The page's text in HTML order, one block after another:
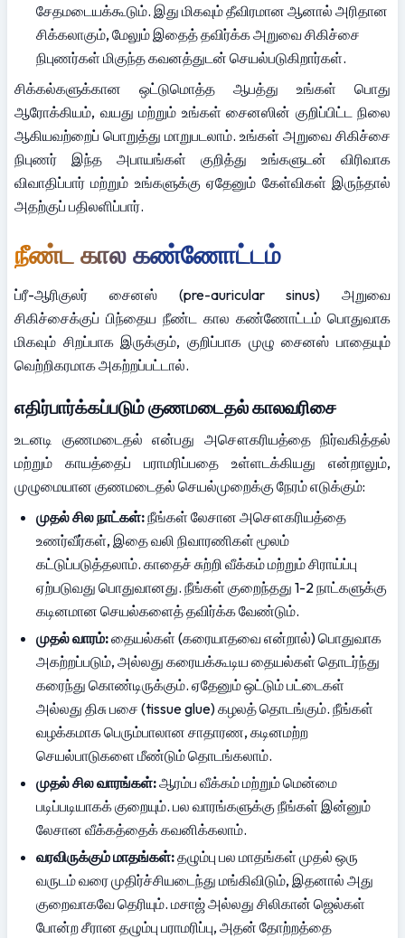
சேதமடையக்கூடும். இது மிகவும் தீவிரமான ஆனால் அரிதான
சிக்கலாகும், மேலும் இதைத் தவிர்க்க அறுவை சிகிச்சை
நிபுணர்கள் மிகுந்த கவனத்துடன் செயல்படுகிறார்கள்.
சிக்கல்களுக்கான ஒட்டுமொத்த ஆபத்து உங்கள் பொது
ஆரோக்கியம், வயது மற்றும் உங்கள் சைனஸின் குறிப்பிட்ட நிலை
ஆகியவற்றைப் பொறுத்து மாறுபடலாம். உங்கள் அறுவை சிகிச்சை
நிபுணர் இந்த அபாயங்கள் குறித்து உங்களுடன் விரிவாக
விவாதிப்பார் மற்றும் உங்களுக்கு ஏதேனும் கேள்விகள் இருந்தால்
அதற்குப் பதிலளிப்பார்.
நீண்ட கால கண்ணோட்டம்
ப்ரீ-ஆரிகுலர் சைனஸ் (pre-auricular sinus) அறுவை
சிகிச்சைக்குப் பிந்தைய நீண்ட கால கண்ணோட்டம் பொதுவாக
மிகவும் சிறப்பாக இருக்கும், குறிப்பாக முழு சைனஸ் பாதையும்
வெற்றிகரமாக அகற்றப்பட்டால்.
எதிர்பார்க்கப்படும் குணமடைதல் காலவரிசை
உடனடி குணமடைதல் என்பது அசௌகரியத்தை நிர்வகித்தல்
மற்றும் காயத்தைப் பராமரிப்பதை உள்ளடக்கியது என்றாலும்,
முழுமையான குணமடைதல் செயல்முறைக்கு நேரம் எடுக்கும்:
முதல் சில நாட்கள்: நீங்கள் லேசான அசௌகரியத்தை
உணர்வீர்கள், இதை வலி நிவாரணிகள் மூலம்
கட்டுப்படுத்தலாம். காதைச் சுற்றி வீக்கம் மற்றும் சிராய்ப்பு
ஏற்படுவது பொதுவானது. நீங்கள் குறைந்தது 1-2 நாட்களுக்கு
கடினமான செயல்களைத் தவிர்க்க வேண்டும்.
முதல் வாரம்: தையல்கள் (கரையாதவை என்றால்) பொதுவாக
அகற்றப்படும், அல்லது கரையக்கூடிய தையல்கள் தொடர்ந்து
கரைந்து கொண்டிருக்கும். ஏதேனும் ஒட்டும் பட்டைகள்
அல்லது திசு பசை (tissue glue) கழலத் தொடங்கும். நீங்கள்
வழக்கமாக பெரும்பாலான சாதாரண, கடினமற்ற
செயல்பாடுகளை மீண்டும் தொடங்கலாம்.
முதல் சில வாரங்கள்: ஆரம்ப வீக்கம் மற்றும் மென்மை
படிப்படியாகக் குறையும். பல வாரங்களுக்கு நீங்கள் இன்னும்
லேசான வீக்கத்தைக் கவனிக்கலாம்.
வரவிருக்கும் மாதங்கள்: தழும்பு பல மாதங்கள் முதல் ஒரு
வருடம் வரை முதிர்ச்சியடைந்து மங்கிவிடும், இதனால் அது
குறைவாகவே தெரியும். மசாஜ் அல்லது சிலிகான் ஜெல்கள்
போன்ற சீரான தழும்பு பராமரிப்பு, அதன் தோற்றத்தை